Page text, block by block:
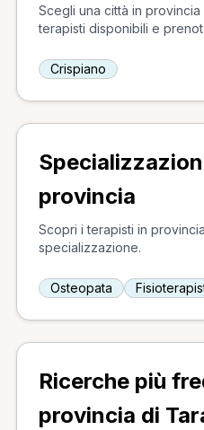
Scegli una città in
terapisti disponibili e
Crispiano
provincia
Scopri i terapisti in
specializzazione.
Osteopata
Ricerche più
provincia di